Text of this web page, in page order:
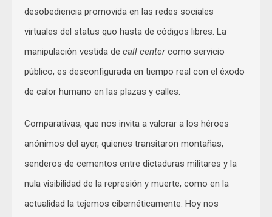
desobediencia promovida en las redes sociales
virtuales del status quo hasta de códigos libres. La
manipulación vestida de call centercomo servicio
público, es desconfigurada en tiempo real con el éxodo
de calor humano en las plazas y calles.
Comparativas, que nos invita a valorar a los héroes
anónimos del ayer, quienes transitaron montañas,
senderos de cementos entre dictaduras militares y la
nula visibilidad de la represión y muerte, como en la
actualidad la tejemos cibernéticamente. Hoy nos